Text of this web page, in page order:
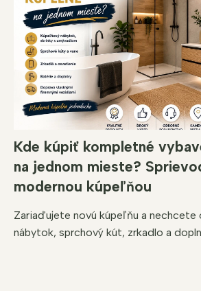
Kde kúpiť kompletné
na jednom mieste?
modernou kúpeľňou
Zariaďujete novú kúpeľňu a nechcete
nábytok, sprchový kút, zrkadlo a